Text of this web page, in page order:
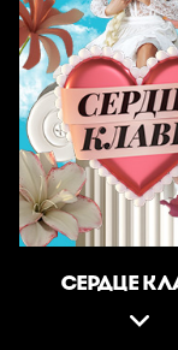
СЕРДЦЕ